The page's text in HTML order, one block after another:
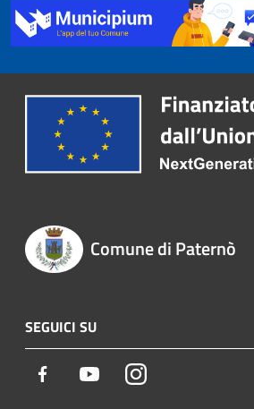
Comune di Paternò
SEGUICI SU
Facebook YoutubeInstagram